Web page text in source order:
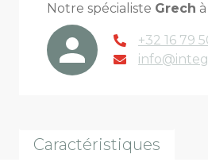
Notre spécialiste Grech
+32 16 79
Caractéristiques